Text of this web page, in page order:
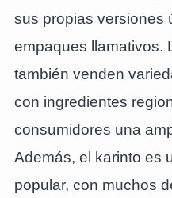
sus propias versiones
empaques llamativos.
también venden
con ingredientes
consumidores una
Además, el karinto es
popular, con muchos